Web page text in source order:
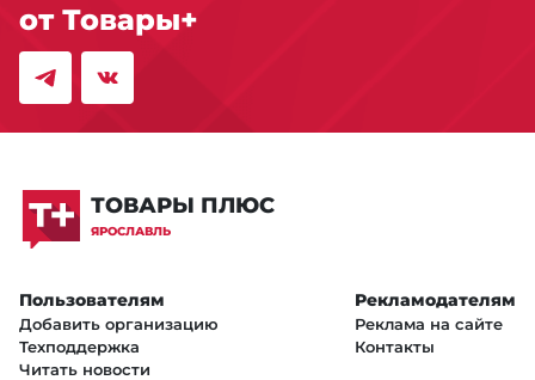
от Товары+
ТОВАРЫ ПЛЮС
ЯРОСЛАВЛЬ
Пользователям
Добавить организацию
Техподдержка
Читать новости
Рекламодателям
Реклама на сайте
Контакты